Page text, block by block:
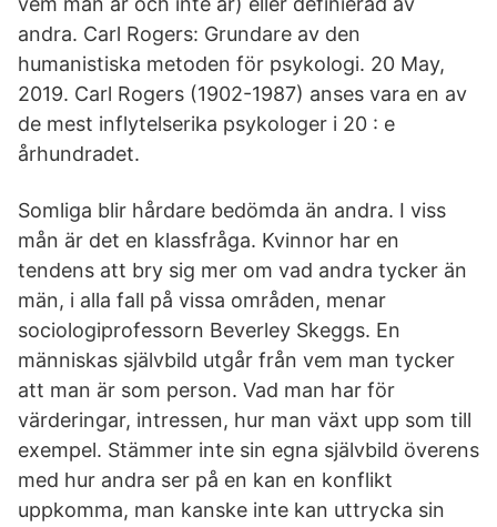
andra. Carl Rogers: Grundare av den
humanistiska metoden för psykologi. 20 May,
2019. Carl Rogers (1902-1987) anses vara en av
de mest inflytelserika psykologer i 20 : e
århundradet.
Somliga blir hårdare bedömda än andra. I viss
mån är det en klassfråga. Kvinnor har en
tendens att bry sig mer om vad andra tycker än
män, i alla fall på vissa områden, menar
sociologiprofessorn Beverley Skeggs. En
människas självbild utgår från vem man tycker
att man är som person. Vad man har för
värderingar, intressen, hur man växt upp som till
exempel. Stämmer inte sin egna självbild överens
med hur andra ser på en kan en konflikt
uppkomma, man kanske inte kan uttrycka sin